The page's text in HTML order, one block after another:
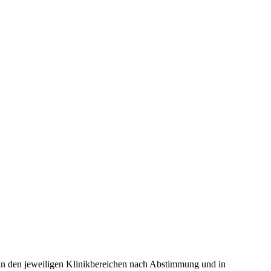
den jeweiligen Klinikbereichen nach Abstimmung und in